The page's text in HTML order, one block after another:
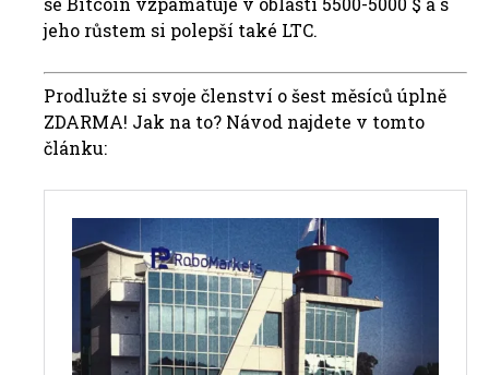
jeho růstem si polepší také LTC.
Prodlužte si svoje členství o šest měsíců úplně
ZDARMA! Jak na to? Návod najdete v tomto
článku: